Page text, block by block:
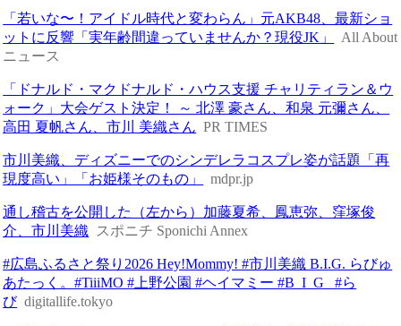
「若いな〜！アイドル時代と変わらん」元AKB48、最新ショ
ットに反響「実年齢間違っていませんか？現役JK」
All About
ニュース
「ドナルド・マクドナルド・ハウス支援 チャリティラン＆ウ
ォーク」大会ゲスト決定！ ～ 北澤 豪さん、和泉 元彌さん、
高田 夏帆さん、市川 美織さん PR TIMES
市川美織、ディズニーでのシンデレラコスプレ姿が話題「再
現度高い」「お姫様そのもの」
mdpr.jp
通し稽古を公開した（左から）加藤夏希、鳳恵弥、窪塚俊
介、市川美織 スポニチ Sponichi Annex
#広島ふるさと祭り2026 Hey!Mommy! #市川美織 B.I.G. らびゅ
あたっく。#TiiiMO #上野公園 #ヘイマミー #B_I_G_ #ら
び digitallife.tokyo